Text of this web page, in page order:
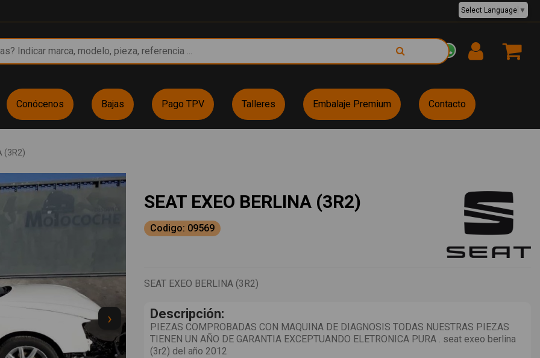
EUR €
Select Language ▼
Conócenos Bajas Pago TPV Talleres Embalaje Premium Contacto
(3R2)
›
SEAT EXEO BERLINA (3R2)
Codigo: 09569
SEAT EXEO BERLINA (3R2)
Descripción:
PIEZAS COMPROBADAS CON MAQUINA DE DIAGNOSIS TODAS NUESTRAS PIEZAS
TIENEN UN AÑO DE GARANTIA EXCEPTUANDO ELETRONICA PURA . seat exeo berlina
(3r2) del año 2012